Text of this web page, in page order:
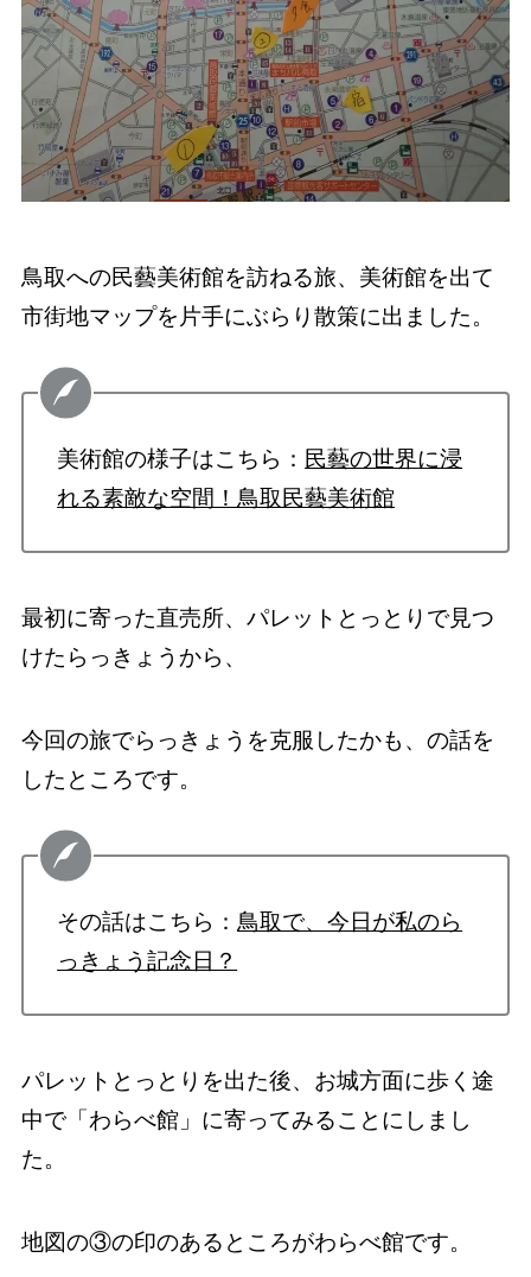
鳥取への民藝美術館を訪ねる旅、美術館を出て
市街地マップを片手にぶらり散策に出ました。
美術館の様子はこちら： 民藝の世界に浸
れる素敵な空間！鳥取民藝美術館
最初に寄った直売所、パレットとっとりで見つ
けたらっきょうから、
今回の旅でらっきょうを克服したかも、の話を
したところです。
その話はこちら： 鳥取で、今日が私のら
っきょう記念日？
パレットとっとりを出た後、お城方面に歩く途
中で「わらべ館」に寄ってみることにしまし
た。
地図の③の印のあるところがわらべ館です。